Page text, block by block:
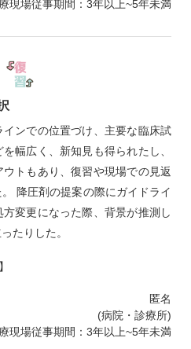
現場従事期間：3年以上~5年未満
ンでの位置づけ、主要な臨床試
幅広く、新知見も得られたし、
トもあり、復習や現場での見返
降圧剤の提案の際にガイドライ
変更になった際、背景が推測し
たりした。
匿名
(病院・診療所)
現場従事期間：3年以上~5年未満